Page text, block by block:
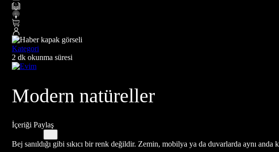
Kategori
2 dk okunma süresi
Modern natüreller
İçeriği Paylaş
Bej sanıldığı gibi sıkıcı bir renk değildir. Zemin, mobilya ya da duvarlarda aynı